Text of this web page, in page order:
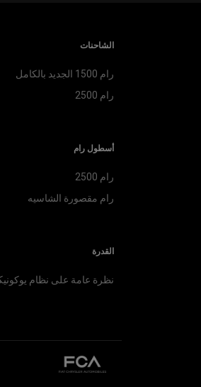
الشاحنات
رام 1500 الجديد بالكامل
رام 2500
أسطول رام
رام 2500
رام مقصورة الشاسيه
القدرة
نظرة عامة على نظام